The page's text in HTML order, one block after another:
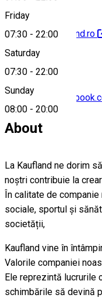
Friday
07:30 - 22:00
Saturday
07:30 - 22:00
Sunday
08:00 - 20:00
http://www.kaufland.ro
https://
About
La Kaufland ne dorim
noștri contribuie la
În calitate de
sociale, sportul și
societății,
Kaufland vine în
Valorile companiei
Ele reprezintă lucrurile
schimbările să devină